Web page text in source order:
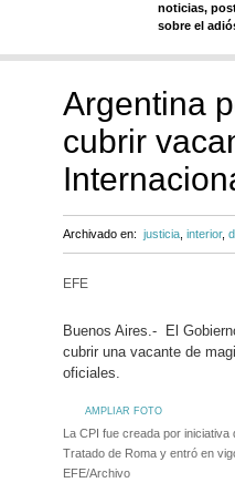
noticias,
sobre el
Argentina
cubrir
Archivado en: justicia interior,
EFE
Buenos Aires.- El
cubrir una vacante de
oficiales.
AMPLIAR FOTO
La CPI fue creada por
Tratado de Roma y entró en
EFE/Archivo